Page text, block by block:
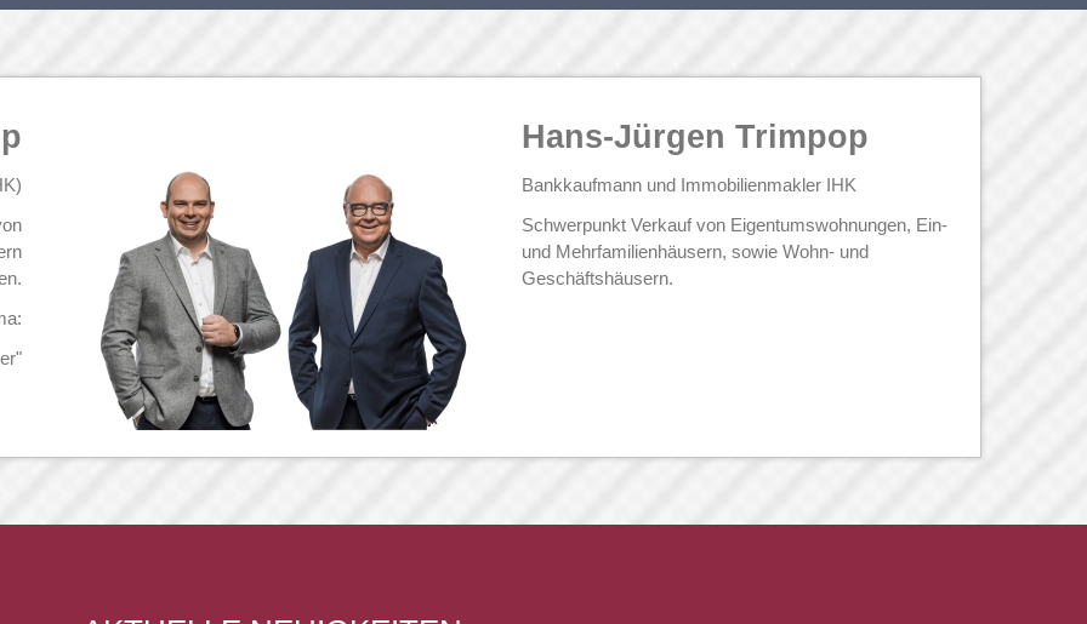
Hans-Jürgen Trimpop
Bankkaufmann und Immobilienmakler IHK
Schwerpunkt Verkauf von Eigentumswohnungen, Ein-
und Mehrfamilienhäusern, sowie Wohn- und
Geschäftshäusern.